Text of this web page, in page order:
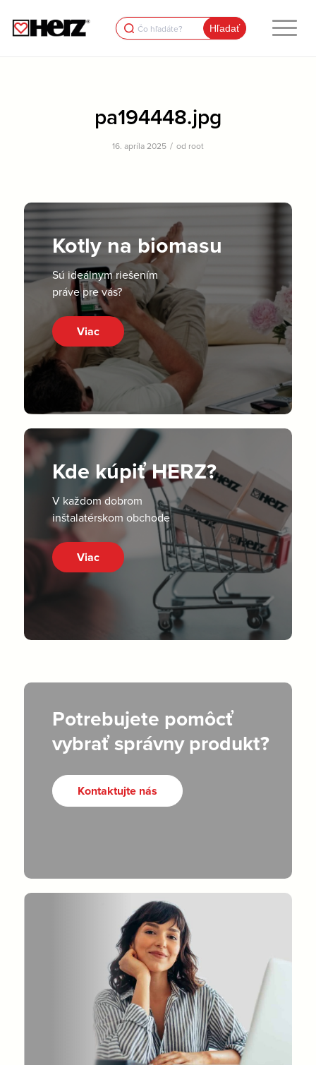
Search
for:
pa194448.jpg
16. apríla 2025 / od root
Kotly na biomasu
Sú ideálnym riešením
práve pre vás?
Viac
Kde kúpiť HERZ?
V každom dobrom
inštalatérskom obchode
Viac
Potrebujete pomôcť
vybrať správny produkt?
Kontaktujte nás